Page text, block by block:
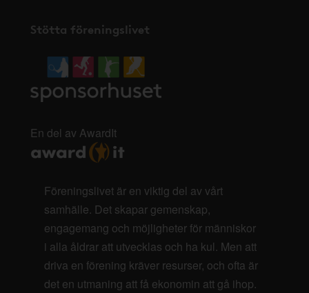
Stötta föreningslivet
En del av AwardIt
Föreningslivet är en viktig del av vårt
samhälle. Det skapar gemenskap,
engagemang och möjligheter för människor
i alla åldrar att utvecklas och ha kul. Men att
driva en förening kräver resurser, och ofta är
det en utmaning att få ekonomin att gå ihop.